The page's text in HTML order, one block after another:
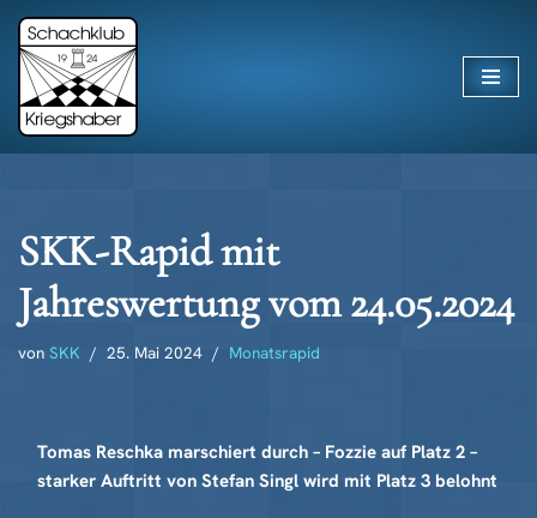
Zum
Inhalt
springen
SKK-Rapid mit
Jahreswertung vom 24.05.2024
von SKK 25. Mai 2024 Monatsrapid
Tomas Reschka marschiert durch – Fozzie auf Platz 2 –
starker Auftritt von Stefan Singl wird mit Platz 3 belohnt